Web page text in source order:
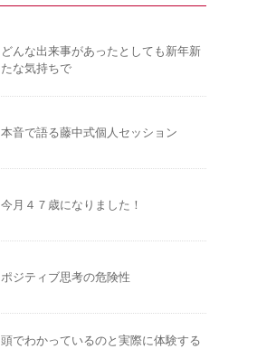
どんな出来事があったとしても新年新
たな気持ちで
本音で語る藤中式個人セッション
今月４７歳になりました！
ポジティブ思考の危険性
頭でわかっているのと実際に体験する